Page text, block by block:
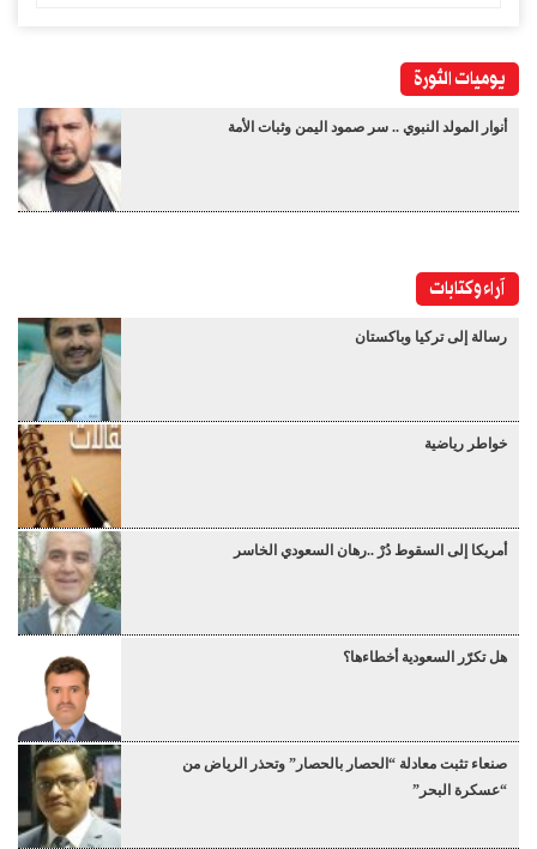
يوميات الثورة
أنوار المولد النبوي .. سر صمود اليمن وثبات الأمة
آراء وكتابات
رسالة إلى تركيا وباكستان
خواطر رياضية
أمريكا إلى السقوط دُرْ ..رهان السعودي الخاسر
هل تكرّر السعودية أخطاءها؟
صنعاء تثبت معادلة “الحصار بالحصار” وتحذر الرياض من
“عسكرة البحر”